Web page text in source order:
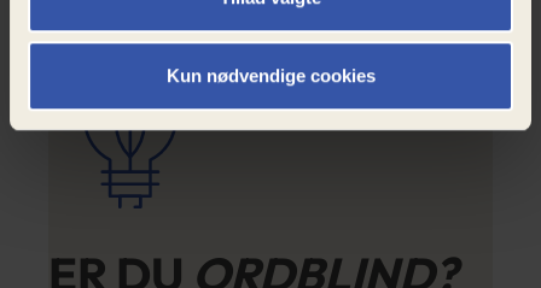
Kun nødvendige cookies
LÆS MERE
ER DU ORDBLIND?